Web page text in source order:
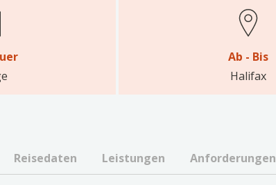
Ab - Bis
Halifax
Reisedaten Leistungen Anforderungen